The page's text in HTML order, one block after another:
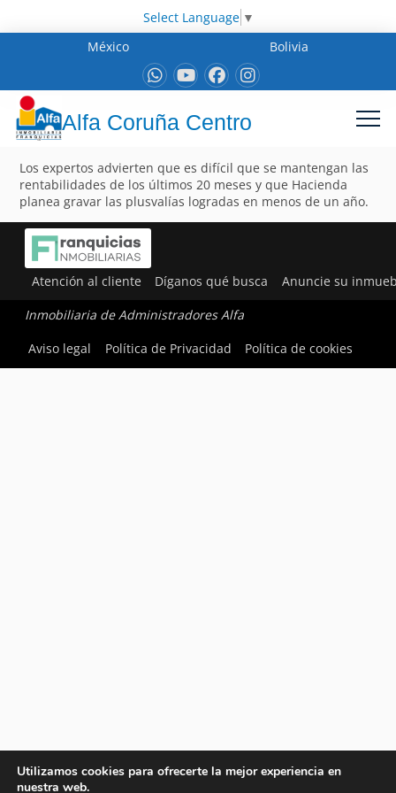
Select Language ▼
México
Bolivia
Alfa Coruña Centro
Los expertos advierten que es difícil que se mantengan las
rentabilidades de los últimos 20 meses y que Hacienda
planea gravar las plusvalías logradas en menos de un año.
Atención al cliente Díganos qué busca Anuncie su
Inmobiliaria de Administradores Alfa
Aviso legal
Política de Privacidad Política de cookies
Utilizamos cookies para ofrecerte la mejor experiencia en
nuestra web.